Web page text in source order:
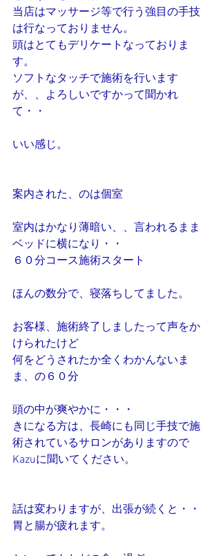
当店はマッサージ等で行う強目の手技
は行なっておりません。
頭はとてもデリケートなっておりま
す。
ソフトなタッチで施術を行います
が、、よろしいですかって聞かれ
て・・
いい感じ。
案内された、のは個室
室内はかなり薄暗い、、言われるまま
ベッドに横になり・・
６０分コース施術スタート
ほんの数分で、寝落ちしてました。
お客様、施術終了しましたって声をか
けられたけど
何をどうされたか全くわかんないま
ま、の６０分
頭の中が爽やかに・・・
きになる方は、長崎にも同じ手技で施
術されているサロンがありますので
Kazuに聞いてください。
話は変わりますが、出張が続くと・・
胃と腸が疲れます。